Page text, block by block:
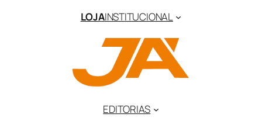
LOJAINSTITUCIONAL
EDITORIAS